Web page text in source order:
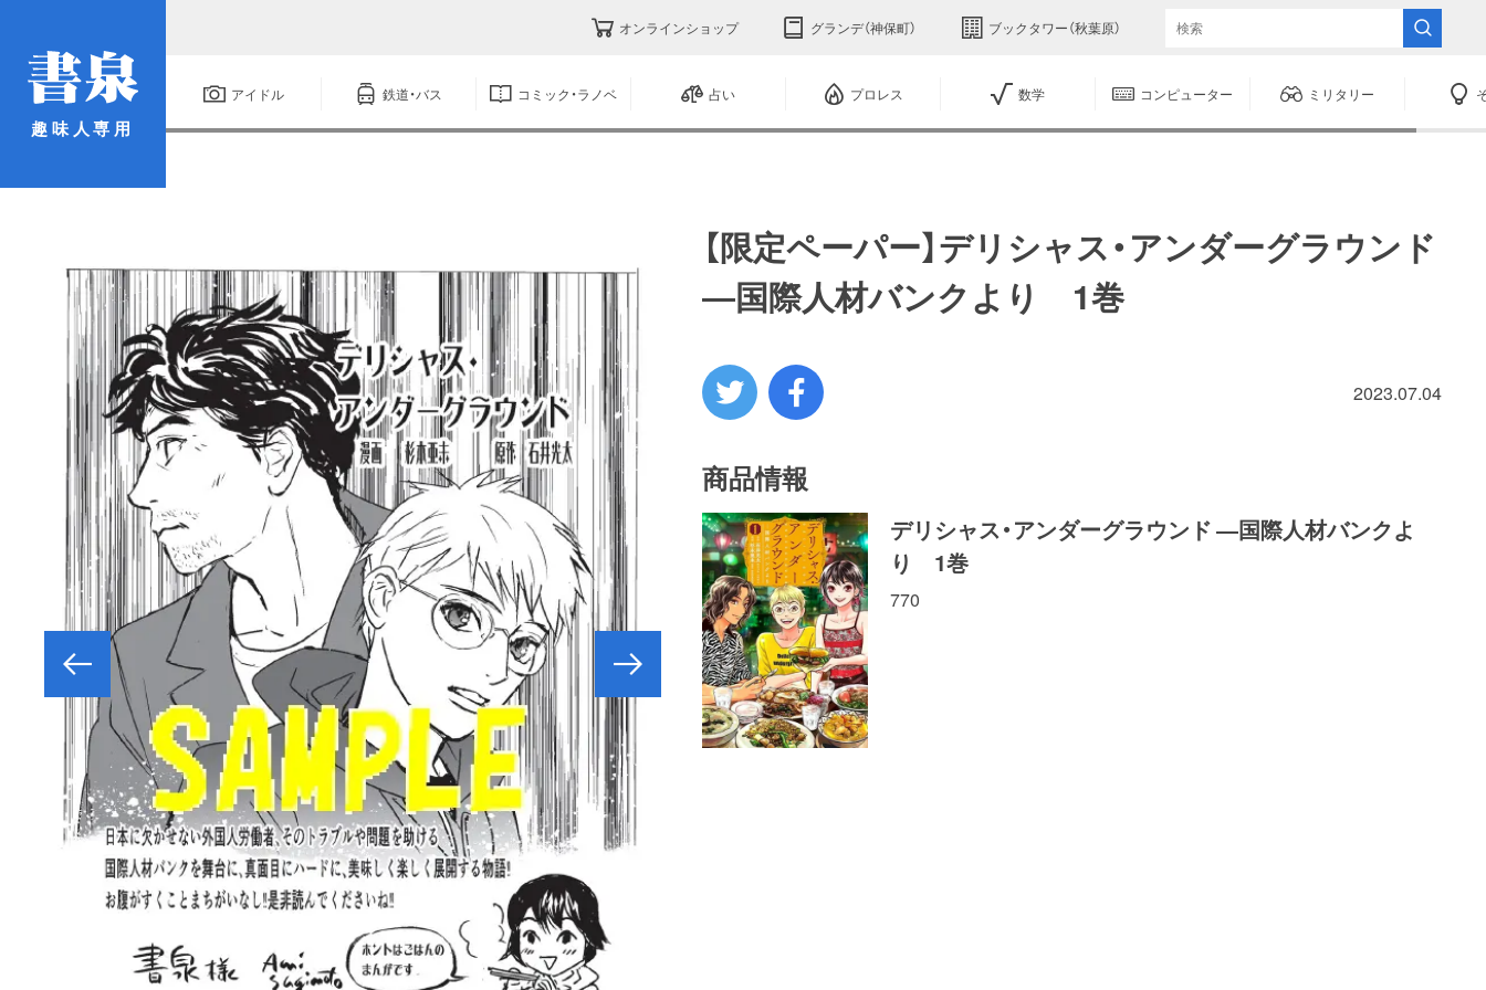
趣味人専用
オンラインショップ グランデ（神保町） ブックタワー（秋葉原）
アイドル 鉄道・バス コミック・ラノベ 占い プロレス 数学 コンピューター ミリタリー
【限定ペーパー】デリシャス・アンダーグラウンド
―国際人材バンクより 1巻
2023.07.04
商品情報
デリシャス・アンダーグラウンド ―国際人材バンクよ
り 1巻
770